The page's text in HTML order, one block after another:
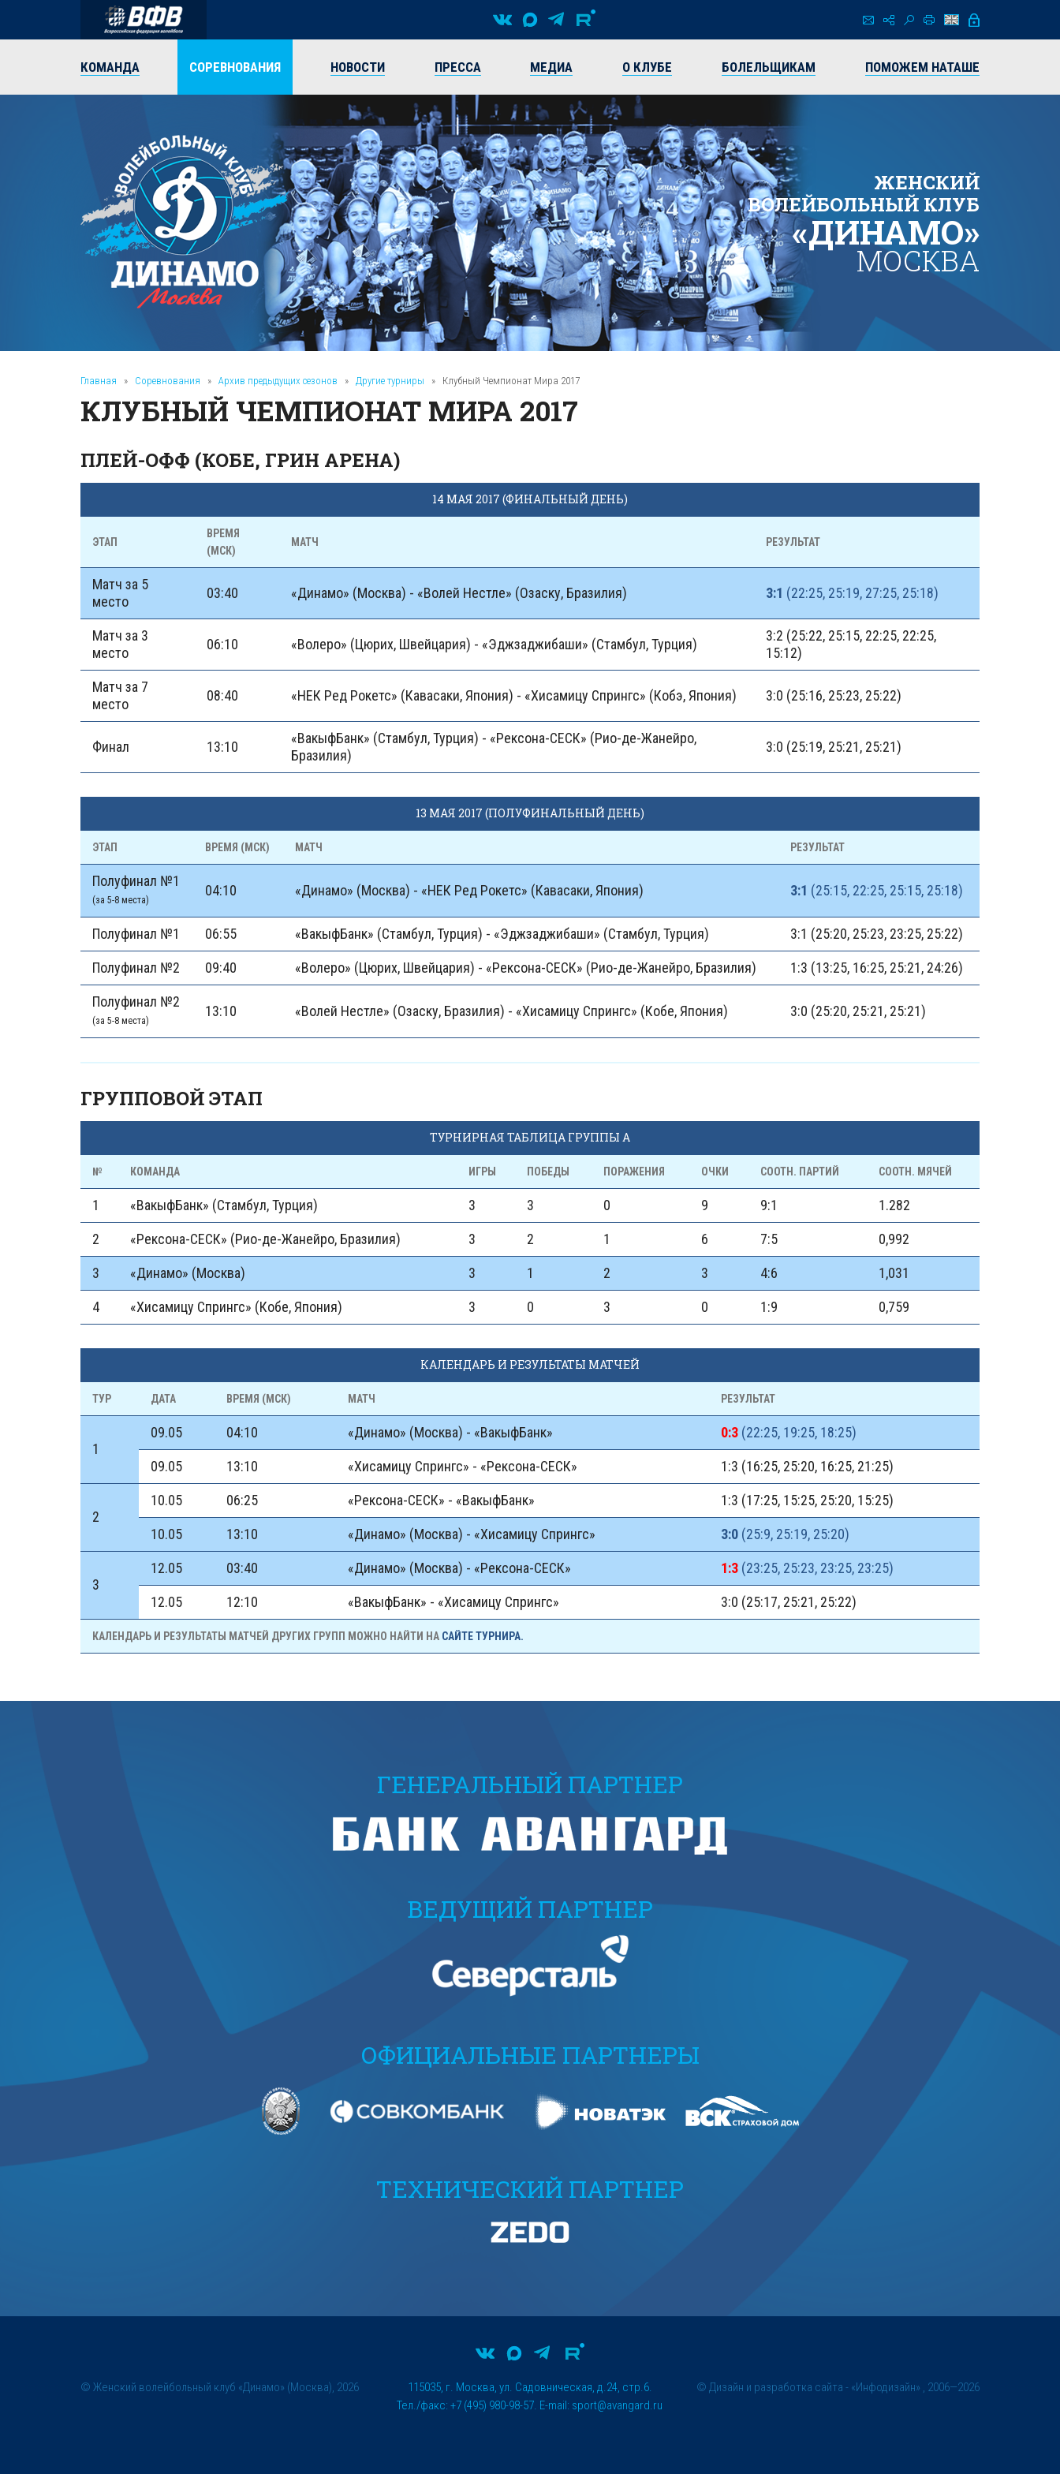
КОМАНДА СОРЕВНОВАНИЯ НОВОСТИ ПРЕССА МЕДИА О КЛУБЕ БОЛЕЛЬЩИКАМ ПОМОЖЕМ НАТАШЕ
ЖЕНСКИЙ
ВОЛЕЙБОЛЬНЫЙ КЛУБ
«ДИНАМО»
МОСКВА
Главная » Соревнования » Архив предыдущих сезонов » Другие турниры » Клубный Чемпионат Мира 2017
КЛУБНЫЙ ЧЕМПИОНАТ МИРА 2017
ПЛЕЙ-ОФФ (КОБЕ, ГРИН АРЕНА)
14 МАЯ 2017 (ФИНАЛЬНЫЙ ДЕНЬ)
ЭТАП
ВРЕМЯ
(МСК)
МАТЧ РЕЗУЛЬТАТ
Матч за 5
место
03:40 «Динамо» (Москва) - «Волей Нестле» (Озаску, Бразилия) 3:1 (22:25, 25:19, 27:25, 25:18)
Матч за 3
место
06:10 «Волеро» (Цюрих, Швейцария) - «Эджзаджибаши» (Стамбул, Турция)
3:2 (25:22, 25:15, 22:25, 22:25,
15:12)
Матч за 7
место
08:40 «НЕК Ред Рокетс» (Кавасаки, Япония) - «Хисамицу Спрингс» (Кобэ, Япония) 3:0 (25:16, 25:23, 25:22)
Финал 13:10
«ВакыфБанк» (Стамбул, Турция) - «Рексона-СЕСК» (Рио-де-Жанейро,
Бразилия)
3:0 (25:19, 25:21, 25:21)
13 МАЯ 2017 (ПОЛУФИНАЛЬНЫЙ ДЕНЬ)
ЭТАП ВРЕМЯ (МСК) МАТЧ РЕЗУЛЬТАТ
Полуфинал №1
(за 5-8 места)
04:10 «Динамо» (Москва) - «НЕК Ред Рокетс» (Кавасаки, Япония) 3:1 (25:15, 22:25, 25:15, 25:18)
Полуфинал №1 06:55 «ВакыфБанк» (Стамбул, Турция) - «Эджзаджибаши» (Стамбул, Турция) 3:1 (25:20, 25:23, 23:25, 25:22)
Полуфинал №2 09:40 «Волеро» (Цюрих, Швейцария) - «Рексона-СЕСК» (Рио-де-Жанейро, Бразилия) 1:3 (13:25, 16:25, 25:21, 24:26)
Полуфинал №2
(за 5-8 места)
13:10 «Волей Нестле» (Озаску, Бразилия) - «Хисамицу Спрингс» (Кобе, Япония) 3:0 (25:20, 25:21, 25:21)
ГРУППОВОЙ ЭТАП
ТУРНИРНАЯ ТАБЛИЦА ГРУППЫ A
№ КОМАНДА ИГРЫ ПОБЕДЫ ПОРАЖЕНИЯ ОЧКИ СООТН. ПАРТИЙ СООТН. МЯЧЕЙ
1 «ВакыфБанк» (Стамбул, Турция) 3 3 0 9 9:1 1.282
2 «Рексона-СЕСК» (Рио-де-Жанейро, Бразилия) 3 2 1 6 7:5 0,992
3 «Динамо» (Москва) 3 1 2 3 4:6 1,031
4 «Хисамицу Спрингс» (Кобе, Япония) 3 0 3 0 1:9 0,759
КАЛЕНДАРЬ И РЕЗУЛЬТАТЫ МАТЧЕЙ
ТУР ДАТА ВРЕМЯ (МСК) МАТЧ РЕЗУЛЬТАТ
1
09.05 04:10 «Динамо» (Москва) - «ВакыфБанк» 0:3 (22:25, 19:25, 18:25)
09.05 13:10 «Хисамицу Спрингс» - «Рексона-СЕСК» 1:3 (16:25, 25:20, 16:25, 21:25)
2
10.05 06:25 «Рексона-СЕСК» - «ВакыфБанк» 1:3 (17:25, 15:25, 25:20, 15:25)
10.05 13:10 «Динамо» (Москва) - «Хисамицу Спрингс» 3:0 (25:9, 25:19, 25:20)
3
12.05 03:40 «Динамо» (Москва) - «Рексона-СЕСК» 1:3 (23:25, 25:23, 23:25, 23:25)
12.05 12:10 «ВакыфБанк» - «Хисамицу Спрингс» 3:0 (25:17, 25:21, 25:22)
КАЛЕНДАРЬ И РЕЗУЛЬТАТЫ МАТЧЕЙ ДРУГИХ ГРУПП МОЖНО НАЙТИ НА САЙТЕ ТУРНИРА.
ГЕНЕРАЛЬНЫЙ ПАРТНЕР
ВЕДУЩИЙ ПАРТНЕР
ОФИЦИАЛЬНЫЕ ПАРТНЕРЫ
ТЕХНИЧЕСКИЙ ПАРТНЕР
© Женский волейбольный клуб «Динамо» (Москва), 2026
115035, г. Москва, ул. Садовническая, д.24, стр.6.
Тел./факс: +7 (495) 980-98-57. E-mail: sport@avangard.ru
© Дизайн и разработка сайта - «Инфодизайн» , 2006—2026